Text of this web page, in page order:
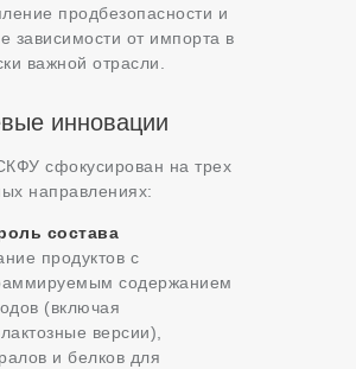
продбезопасности и
зависимости от импорта в
важной отрасли.
инновации
сфокусирован на трех
направлениях:
состава
продуктов с
содержанием
(включая
версии),
и белков для